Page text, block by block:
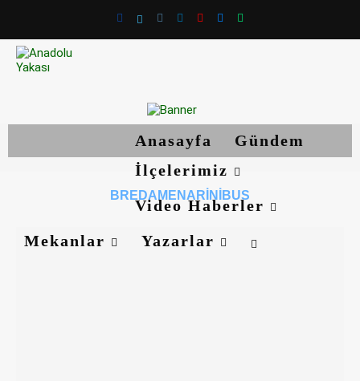
Anasayfa
Gündem
İlçelerimiz
Video Haberler
Mekanlar
Yazarlar
BREDAMENARINIBUS